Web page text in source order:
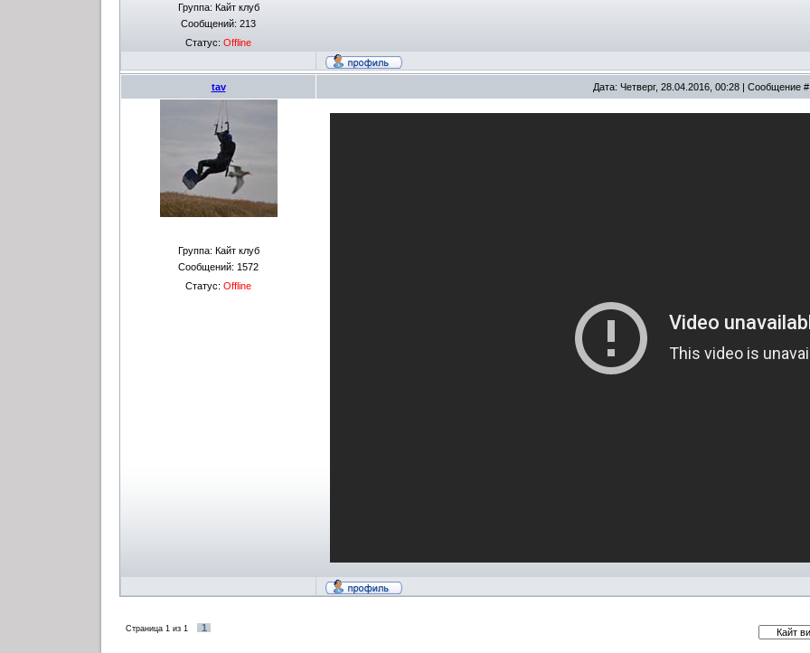
Группа: Кайт клуб
Сообщений: 213
Статус: Offline
tav Дата: Четверг, 28.04.2016, 00:28 | Сообщение #
Группа: Кайт клуб
Сообщений: 1572
Статус: Offline
Страница 1 из 1 1